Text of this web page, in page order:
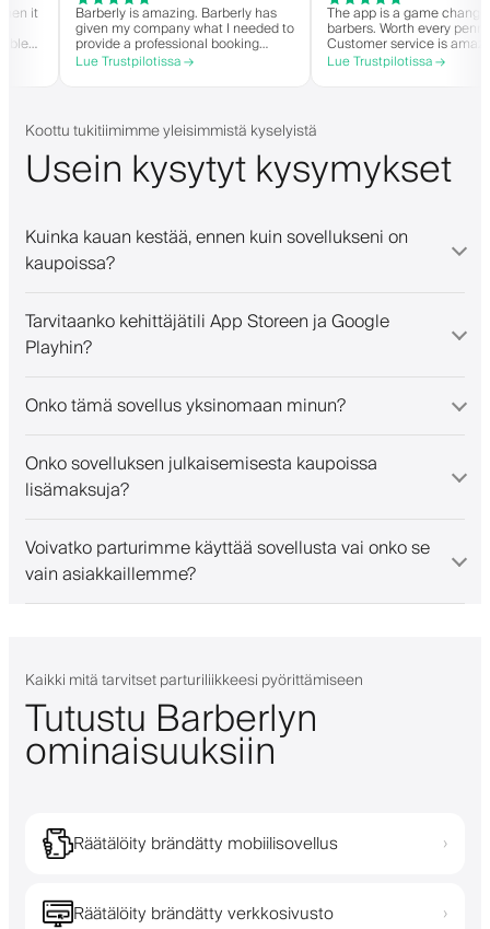
when it
been able
Barberly is amazing. Barberly has
given my company what I needed to
provide a professional booking
experience for my clients. Their
team has been exceptional,
Lue Trustpilotissa →
The app is a game
barbers. Worth
Customer service
helps with
they need.
Lue Trustpilotissa →
Koottu tukitiimimme yleisimmistä kyselyistä
Usein kysytyt kysymykset
Kuinka kauan kestää, ennen kuin sovellukseni on
kaupoissa?
Tarvitaanko kehittäjätili App Storeen ja Google
Playhin?
Onko tämä sovellus yksinomaan minun?
Onko sovelluksen julkaisemisesta kaupoissa
lisämaksuja?
Voivatko parturimme käyttää sovellusta vai onko se
vain asiakkaillemme?
Kaikki mitä tarvitset parturiliikkeesi pyörittämiseen
Tutustu Barberlyn
ominaisuuksiin
Räätälöity brändätty mobiilisovellus ›
Räätälöity brändätty verkkosivusto ›